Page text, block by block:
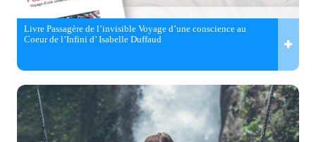
Livre Passagère de l’invisible Voyage d’une conscience au
Coeur de l’Infini d’ Isabelle Duffaud